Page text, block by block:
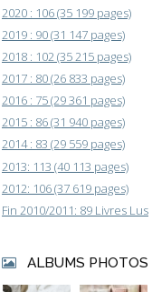
2020 : 106 (35 199 pages)
2019 : 90 (31 147 pages)
2018 : 102 (35 215 pages)
2017 : 80 (26 833 pages)
2016 : 75 (29 361 pages)
2015 : 86 (31 940 pages)
2014 : 83 (29 559 pages)
2013: 113 (40 113 pages)
2012: 106 (37 619 pages)
Fin 2010/2011: 89 Livres Lus
ALBUMS PHOTOS